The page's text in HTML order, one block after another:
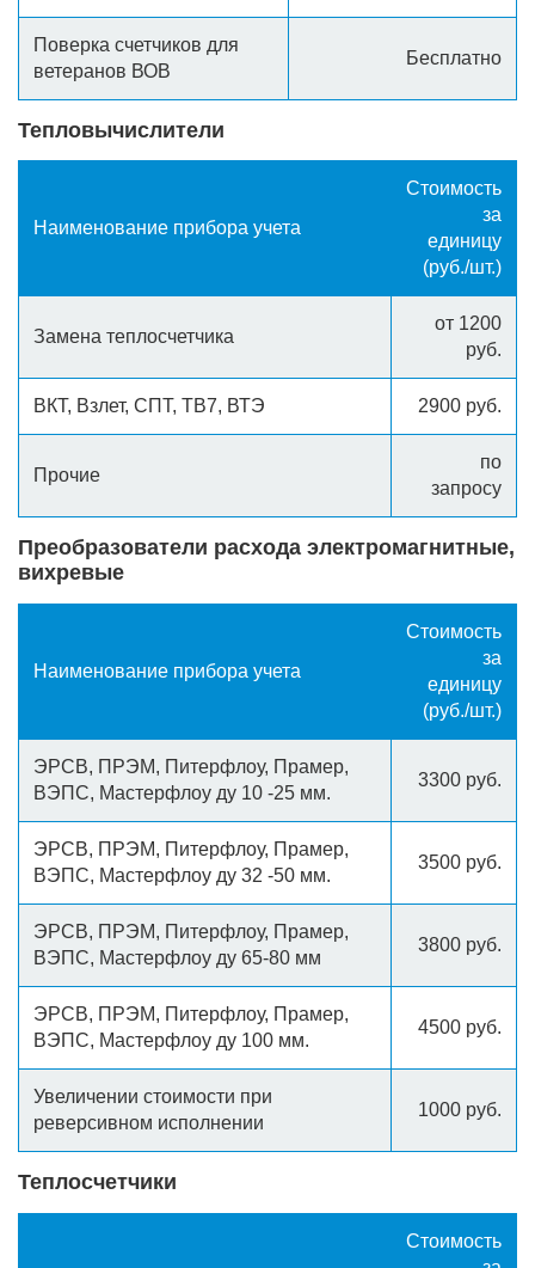
Поверка счетчиков для
ветеранов ВОВ
Бесплатно
Тепловычислители
Наименование прибора учета
Стоимость
за
единицу
(руб./шт.)
Замена теплосчетчика
от 1200
руб.
ВКТ, Взлет, СПТ, ТВ7, ВТЭ 2900 руб.
Прочие
по
запросу
Преобразователи расхода электромагнитные,
вихревые
Наименование прибора учета
Стоимость
за
единицу
(руб./шт.)
ЭРСВ, ПРЭМ, Питерфлоу, Прамер,
ВЭПС, Мастерфлоу ду 10 -25 мм.
3300 руб.
ЭРСВ, ПРЭМ, Питерфлоу, Прамер,
ВЭПС, Мастерфлоу ду 32 -50 мм.
3500 руб.
ЭРСВ, ПРЭМ, Питерфлоу, Прамер,
ВЭПС, Мастерфлоу ду 65-80 мм
3800 руб.
ЭРСВ, ПРЭМ, Питерфлоу, Прамер,
ВЭПС, Мастерфлоу ду 100 мм.
4500 руб.
Увеличении стоимости при
реверсивном исполнении
1000 руб.
Теплосчетчики
Стоимость